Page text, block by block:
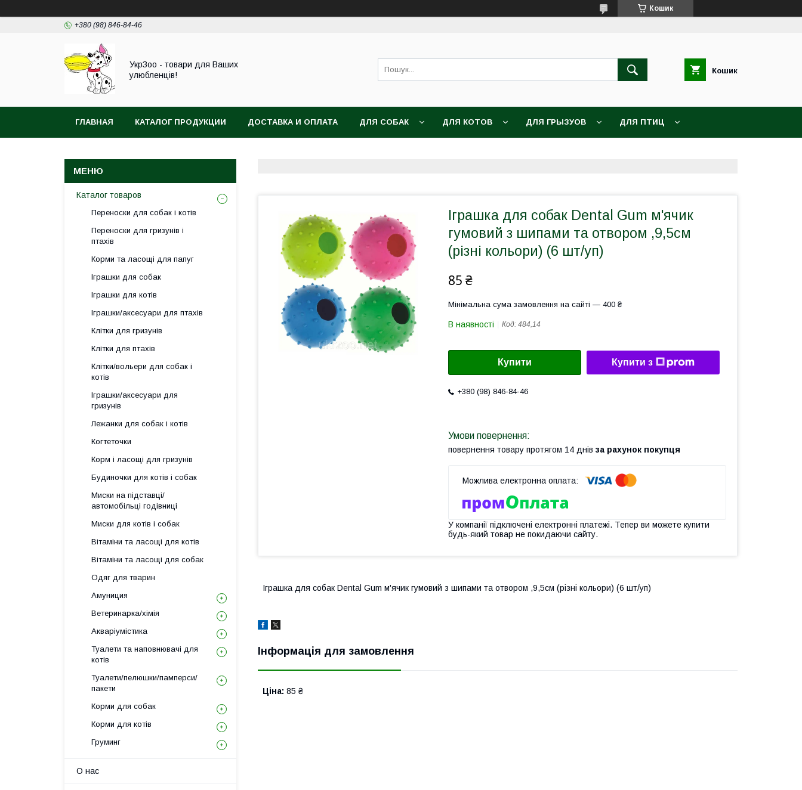
Кошик
+380 (98) 846-84-46
УкрЗоо - товари для Ваших
улюбленців!
Кошик
ГЛАВНАЯ КАТАЛОГ ПРОДУКЦИИ ДОСТАВКА И ОПЛАТА ДЛЯ СОБАК ДЛЯ КОТОВ ДЛЯ ГРЫЗУОВ ДЛЯ ПТИЦ
Іграшка для собак Dental Gum м'ячик
гумовий з шипами та отвором ,9,5см
(різні кольори) (6 шт/уп)
85 ₴
Мінімальна сума замовлення на сайті — 400 ₴
В наявності Код: 484,14
Купити Купити з
+380 (98) 846-84-46
повернення товару протягом 14 днів за рахунок покупця
У компанії підключені електронні платежі. Тепер ви можете купити
будь-який товар не покидаючи сайту.
Іграшка для собак Dental Gum м'ячик гумовий з шипами та отвором ,9,5см (різні кольори) (6 шт/уп)
Інформація для замовлення
Ціна: 85 ₴
Каталог товаров
Переноски для собак і котів
Переноски для гризунів і
птахів
Корми та ласощі для папуг
Іграшки для собак
Іграшки для котів
Іграшки/аксесуари для птахів
Клітки для гризунів
Клітки для птахів
Клітки/вольери для собак і
котів
Іграшки/аксесуари для
гризунів
Лежанки для собак і котів
Когтеточки
Корм і ласощі для гризунів
Будиночки для котів і собак
Миски на підставці/
автомобільці годівниці
Миски для котів і собак
Вітаміни та ласощі для котів
Вітаміни та ласощі для собак
Одяг для тварин
Амуниция
Ветеринарка/хімія
Акваріумістика
Туалети та наповнювачі для
котів
Туалети/пелюшки/памперси/
пакети
Корми для собак
Корми для котів
Груминг
О нас